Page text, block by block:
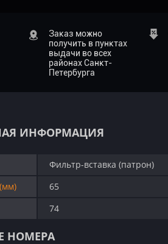
Заказ можно
получить в пунктах
выдачи во всех
районах Санкт-
Петербурга
ИНФОРМАЦИЯ
Фильтр-вставка (патрон)
65
74
НОМЕРА